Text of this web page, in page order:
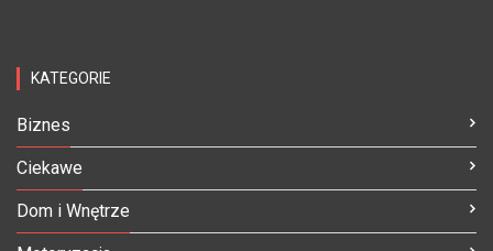
KATEGORIE
Biznes
Ciekawe
Dom i Wnętrze